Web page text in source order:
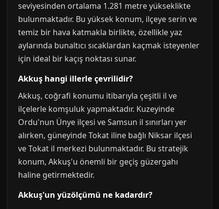
seviyesinden ortalama 1.281 metre yükseklikte
bulunmaktadır. Bu yüksek konum, ilçeye serin ve
temiz bir hava katmakla birlikte, özellikle yaz
aylarında bunaltıcı sıcaklardan kaçmak isteyenler
için ideal bir kaçış noktası sunar.
Akkuş hangi illerle çevrilidir?
Akkuş, coğrafi konumu itibarıyla çeşitli il ve
ilçelerle komşuluk yapmaktadır. Kuzeyinde
Ordu'nun Ünye ilçesi ve Samsun il sınırları yer
alırken, güneyinde Tokat iline bağlı Niksar ilçesi
ve Tokat il merkezi bulunmaktadır. Bu stratejik
konum, Akkuş'u önemli bir geçiş güzergahı
haline getirmektedir.
Akkuş'un yüzölçümü ne kadardır?